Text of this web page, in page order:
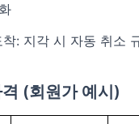
: 지각 시 자동 취소
(회원가 예시)